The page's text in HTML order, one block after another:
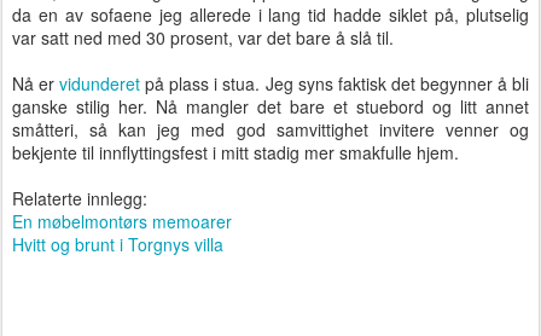
da en av sofaene jeg allerede i lang tid hadde siklet på, plutselig
var satt ned med 30 prosent, var det bare å slå til.
Nå ervidunderet på plass i stua. Jeg syns faktisk det begynner å bli
ganske stilig her. Nå mangler det bare et stuebord og litt annet
småtteri, så kan jeg med god samvittighet invitere venner og
bekjente til innflyttingsfest i mitt stadig mer smakfulle hjem.
Relaterte innlegg:
En møbelmontørs memoarer
Hvitt og brunt i Torgnys villa